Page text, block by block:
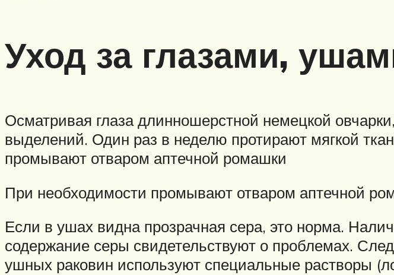
Уход за глазами,
Осматривая глаза длинношерстной немецкой
выделений. Один раз в неделю протирают мягкой
промывают отваром аптечной ромашки
При необходимости промывают отваром аптечной
Если в ушах видна прозрачная сера, это норма.
содержание серы свидетельствуют о проблемах.
ушных раковин используют специальные растворы